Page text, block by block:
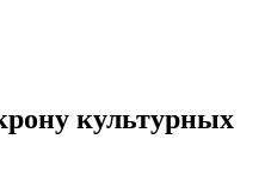
культурных